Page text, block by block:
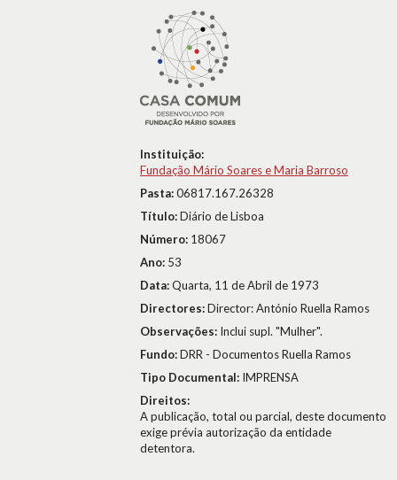
Instituição:
Fundação Mário Soares e Maria Barroso
Pasta:06817.167.26328
Título:Diário de Lisboa
Número: 18067
Ano: 53
Data:Quarta, 11 de Abril de 1973
Directores:Director: António Ruella Ramos
Observações: Inclui supl. "Mulher".
Fundo:DRR - Documentos Ruella Ramos
Tipo Documental: IMPRENSA
Direitos:
A publicação, total ou parcial, deste documento
exige prévia autorização da entidade
detentora.